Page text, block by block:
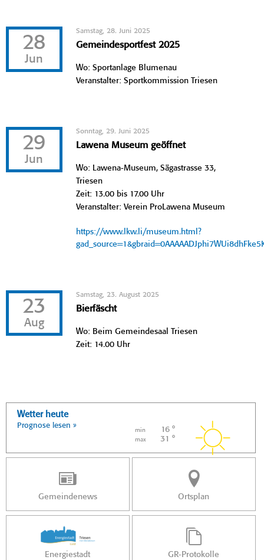
28
Jun
Samstag, 28. Juni 2025
Gemeindesportfest 2025
Wo: Sportanlage Blumenau
Veranstalter: Sportkommission Triesen
29
Jun
Sonntag, 29. Juni 2025
Lawena Museum geöffnet
Wo: Lawena-Museum, Sägastrasse 33,
Triesen
Zeit: 13.00 bis 17.00 Uhr
Veranstalter: Verein ProLawena Museum
https://www.lkw.li/museum.html?
23
Aug
Samstag, 23. August 2025
Bierfäscht
Wo: Beim Gemeindesaal Triesen
Zeit: 14.00 Uhr
Wetter heute
Prognose lesen »
min 16 °
max 31 °
Gemeindenews Ortsplan
Energiestadt GR-Protokolle